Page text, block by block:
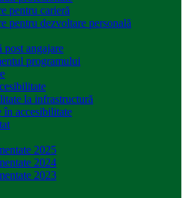
pentru carieră
pentru dezvoltare personală
post angajare
programului
la infrastructură
în accesibilitate
2025
2024
2023